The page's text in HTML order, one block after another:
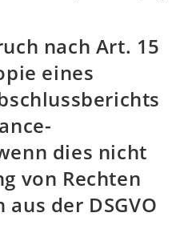
nach Art. 15
eines
dies nicht
von Rechten
der DSGVO